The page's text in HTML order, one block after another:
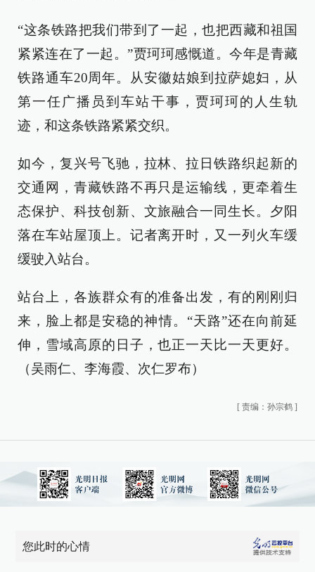
“这条铁路把我们带到了一起，也把西藏和祖国
紧紧连在了一起。”贾珂珂感慨道。今年是青藏
铁路通车20周年。从安徽姑娘到拉萨媳妇，从
第一任广播员到车站干事，贾珂珂的人生轨
迹，和这条铁路紧紧交织。
如今，复兴号飞驰，拉林、拉日铁路织起新的
交通网，青藏铁路不再只是运输线，更牵着生
态保护、科技创新、文旅融合一同生长。夕阳
落在车站屋顶上。记者离开时，又一列火车缓
缓驶入站台。
站台上，各族群众有的准备出发，有的刚刚归
来，脸上都是安稳的神情。“天路”还在向前延
伸，雪域高原的日子，也正一天比一天更好。
（吴雨仁、李海霞、次仁罗布）
[ 责编：孙宗鹤 ]
您此时的心情